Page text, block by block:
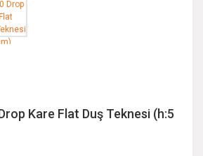
Kare Flat Duş Teknesi (h:5